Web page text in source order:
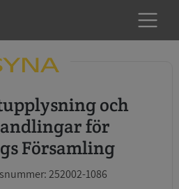
för
Församling
252002-1086